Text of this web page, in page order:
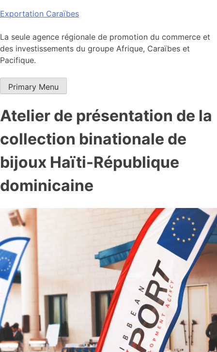
Skip
content
Exportation Caraïbes
La seule agence régionale de promotion du commerce et
des investissements du groupe Afrique, Caraïbes et
Pacifique.
Primary Menu
Atelier de présentation de la
collection binationale de
bijoux Haïti-République
dominicaine